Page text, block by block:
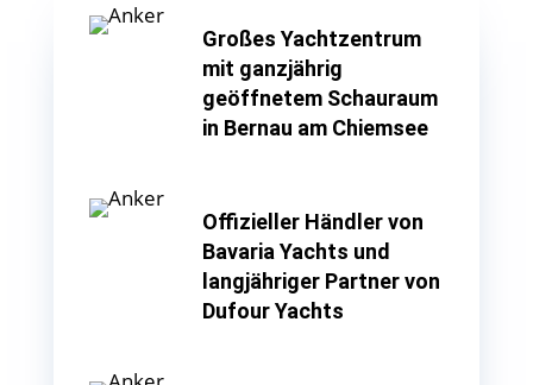
Großes Yachtzentrum
mit ganzjährig
geöffnetem Schauraum
in Bernau am Chiemsee
Offizieller Händler von
Bavaria Yachts und
langjähriger Partner von
Dufour Yachts